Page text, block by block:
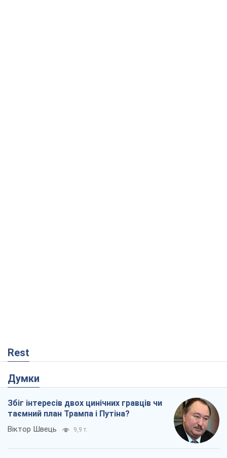
Rest
Думки
Збіг інтересів двох цинічних гравців чи
таємний план Трампа і Путіна?
Віктор Швець 9,9 т.